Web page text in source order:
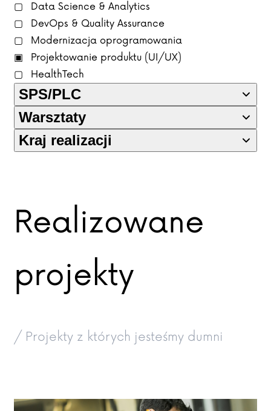
Data Science & Analytics
DevOps & Quality Assurance
Modernizacja oprogramowania
Projektowanie produktu (UI/UX)
HealthTech
SPS/PLC
Warsztaty
Kraj realizacji
Realizowane
projekty
/ Projekty z których jesteśmy dumni